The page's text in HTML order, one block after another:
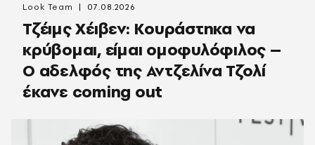
Τζέιμς Χέιβεν: Κουράστηκα να
κρύβομαι, είμαι ομοφυλόφιλος –
Ο αδελφός της Αντζελίνα Τζολί
έκανε coming out
Look Team 07.08.2026